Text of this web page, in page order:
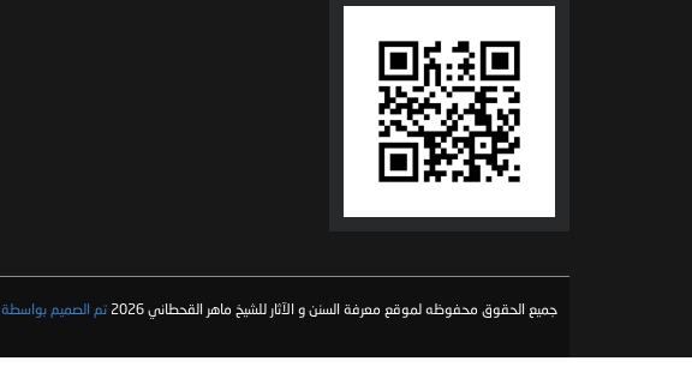
جميع الحقوق محفوظه لموقع معرفة السنن و الآثار للشيخ ماهر القحطاني 2026 تم الصميم بواسطة Sweven